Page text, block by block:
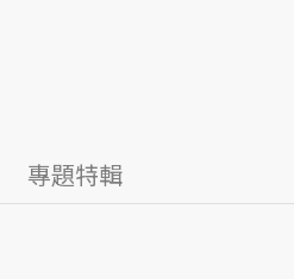
專題特輯